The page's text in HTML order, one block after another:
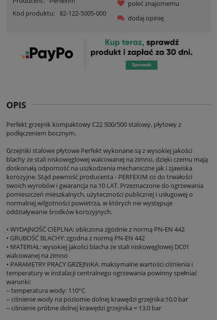
Kod produktu: 82-122-5005-000
poleć znajomemu
dodaj opinię
OPIS
Perfekt grzejnik kompaktowy C22 500/500 stalowy, płytowy z
podłączeniem bocznym.
Grzejniki stalowe płytowe Perfekt wykonane są z wysokiej jakości
blachy ze stali niskowęglowej walcowanej na zimno, dzięki czemu mają
doskonałą odporność na uszkodzenia mechaniczne jak i zjawiska
korozyjne. Stąd pewność producenta - PERFEXIM co do trwałości
swoich wyrobów i gwarancja na 10 LAT. Przeznaczone do ogrzewania
pomieszczeń mieszkalnych, użyteczności publicznej i usługowej o
normalnej wilgotności powietrza, w których nie występuje
oddziaływanie środków korozyjnych.
• WYDAJNOŚĆ CIEPLNA: obliczona zgodnie z normą PN-EN 442
• GRUBOŚĆ BLACHY: zgodna z normą PN-EN 442
• MATERIAŁ: wysokiej jakości blacha ze stali niskowęglowej DC01
walcowanej na zimno
• PARAMETRY PRACY GRZEJNIKA: maksymalne wartości ciśnienia i
temperatury w instalacji centralnego ogrzewania powinny spełniać
warunki:
– temperatura wody: 110°C
– ciśnienie wody na poziomie dolnej krawędzi grzejnika:10,0 bar
– ciśnienie próbne dolnej krawędzi grzejnika = 13,0 bar